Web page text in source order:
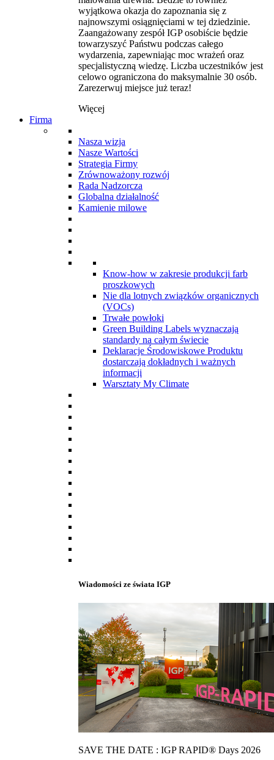
wyjątkowa okazja do zapoznania się z
najnowszymi osiągnięciami w tej dziedzinie.
Zaangażowany zespół IGP osobiście będzie
towarzyszyć Państwu podczas całego
wydarzenia, zapewniając moc wrażeń oraz
specjalistyczną wiedzę. Liczba uczestników jest
celowo ograniczona do maksymalnie 30 osób.
Zarezerwuj miejsce już teraz!
Więcej
Firma
Nasza wizja
Nasze Wartości
Strategia Firmy
Zrównoważony rozwój
Rada Nadzorcza
Globalna działalność
Kamienie milowe
Know-how w zakresie produkcji farb
proszkowych
Nie dla lotnych związków organicznych
(VOCs)
Trwałe powłoki
Green Building Labels wyznaczają
standardy na całym świecie
Deklaracje Środowiskowe Produktu
dostarczają dokładnych i ważnych
informacji
Warsztaty My Climate
Wiadomości ze świata IGP
SAVE THE DATE : IGP RAPID® Days 2026